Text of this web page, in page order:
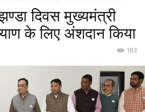
दिवस मुख्यमंत्री
के लिए अंशदान किया
163